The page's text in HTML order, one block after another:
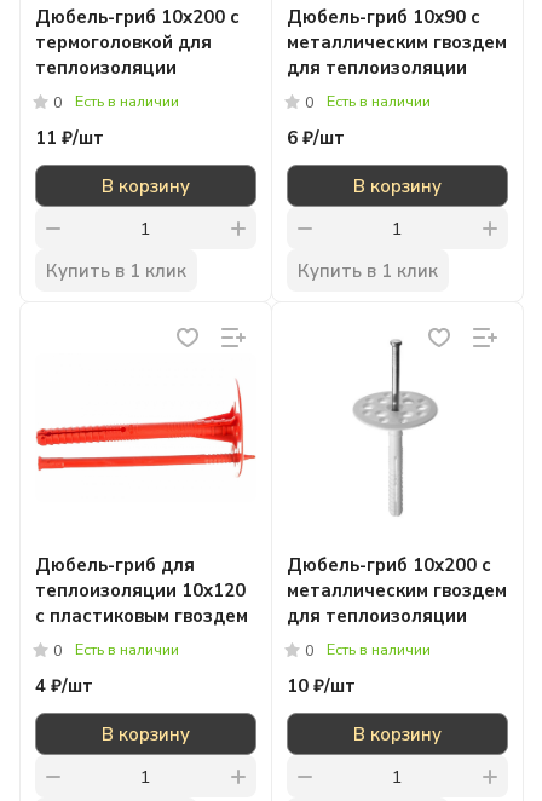
Дюбель-гриб 10x200 с
термоголовкой для
теплоизоляции
0 Есть в наличии
11 ₽/шт
В корзину
Купить в 1 клик
Дюбель-гриб 10x90 с
металлическим гвоздем
для теплоизоляции
0 Есть в наличии
6 ₽/шт
В корзину
Купить в 1 клик
Дюбель-гриб для
теплоизоляции 10x120
с пластиковым гвоздем
0 Есть в наличии
4 ₽/шт
В корзину
Дюбель-гриб 10x200 с
металлическим гвоздем
для теплоизоляции
0 Есть в наличии
10 ₽/шт
В корзину